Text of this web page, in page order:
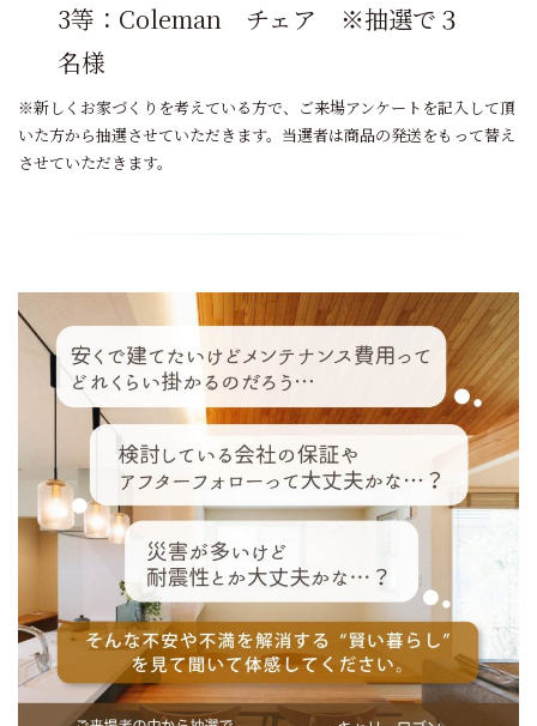
3等：Coleman チェア ※抽選で３
名様
※新しくお家づくりを考えている方で、ご来場アンケートを記入して頂
いた方から抽選させていただきます。当選者は商品の発送をもって替え
させていただきます。